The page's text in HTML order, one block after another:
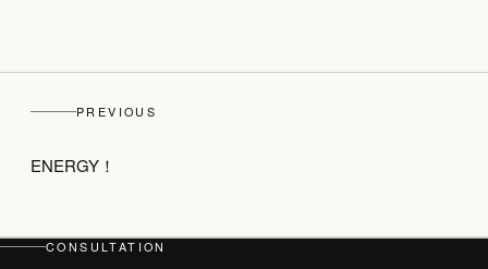
top
PHILOSOPHY・PROCESS
PREVIOUS
ENERGY！
CONSULTATION